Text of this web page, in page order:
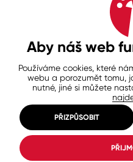
SLOVENSKO
Ochrana osobních údajů
© Copyright
Aby náš web
Používáme cookies, které
webu a porozumět tomu,
nutné, jiné si můžete
PŘIZPŮSOBIT